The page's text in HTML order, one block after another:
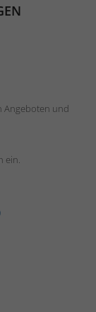
Angeboten und
ein.